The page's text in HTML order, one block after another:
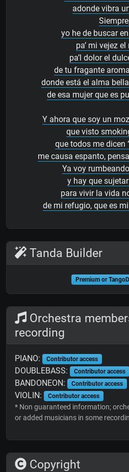
adonde vibra
yo he de buscar
pa’ mi vejez el
pa’l dolor el
de tu fragante
donde está el alma
de esa mujer que es
Y ahora que soy un
que visto
que todos me dicen
me causa espanto,
Ya voy
y hay que
para vivir la vida
de mi refugio, que es
Tanda Builder
Premium or
Orchestra
recording
PIANO: Contributor access
DOUBLEBASS: Contributor access
BANDONEON: Contributor access
VIOLIN: Contributor access
* Non guaranteed information;
or added musicians in some
Copyright